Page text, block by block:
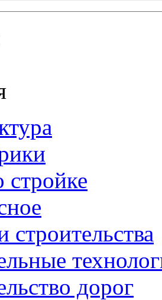
стройке
строительства
дорог